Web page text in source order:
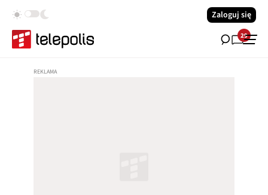
Zaloguj się
29